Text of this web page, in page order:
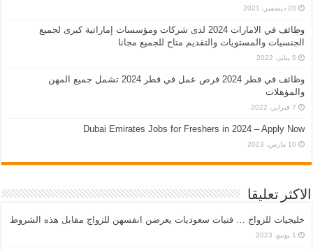
20 ديسمبر، 2021
وظائف في الامارات 2024 لدى شركات ومؤسسات إماراتية كبرى لجميع
الجنسيات والمستويات والتقديم متاح للجميع مجانا
6 يناير، 2022
وظائف في قطر 2024 فرص عمل في قطر 2024 تشمل جميع المهن
والمؤهلات
7 فبراير، 2022
Dubai Emirates Jobs for Freshers in 2024 – Apply Now
10 مارس، 2023
الاكثر تعليقا
خليجيات للزواج … فتيات سعوديات يعرضن انفسهن للزواج مقابل هذه الشروط
1 يونيو، 2023